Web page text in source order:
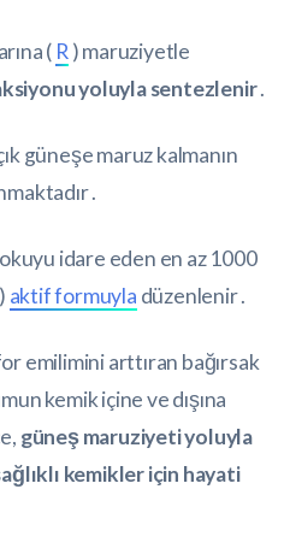
( R) maruziyetle
yoluyla sentezlenir.
güneşe maruz kalmanın
.
idare eden en az 1000
) aktif formuyla düzenlenir .
emilimini arttıran bağırsak
kemik içine ve dışına
güneş maruziyeti yoluyla
kemikler için hayati